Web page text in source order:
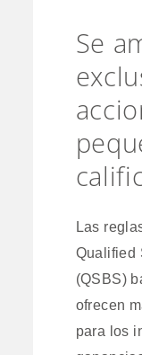
Se
Las
Qualified
(QSBS)
ofrecen
para los